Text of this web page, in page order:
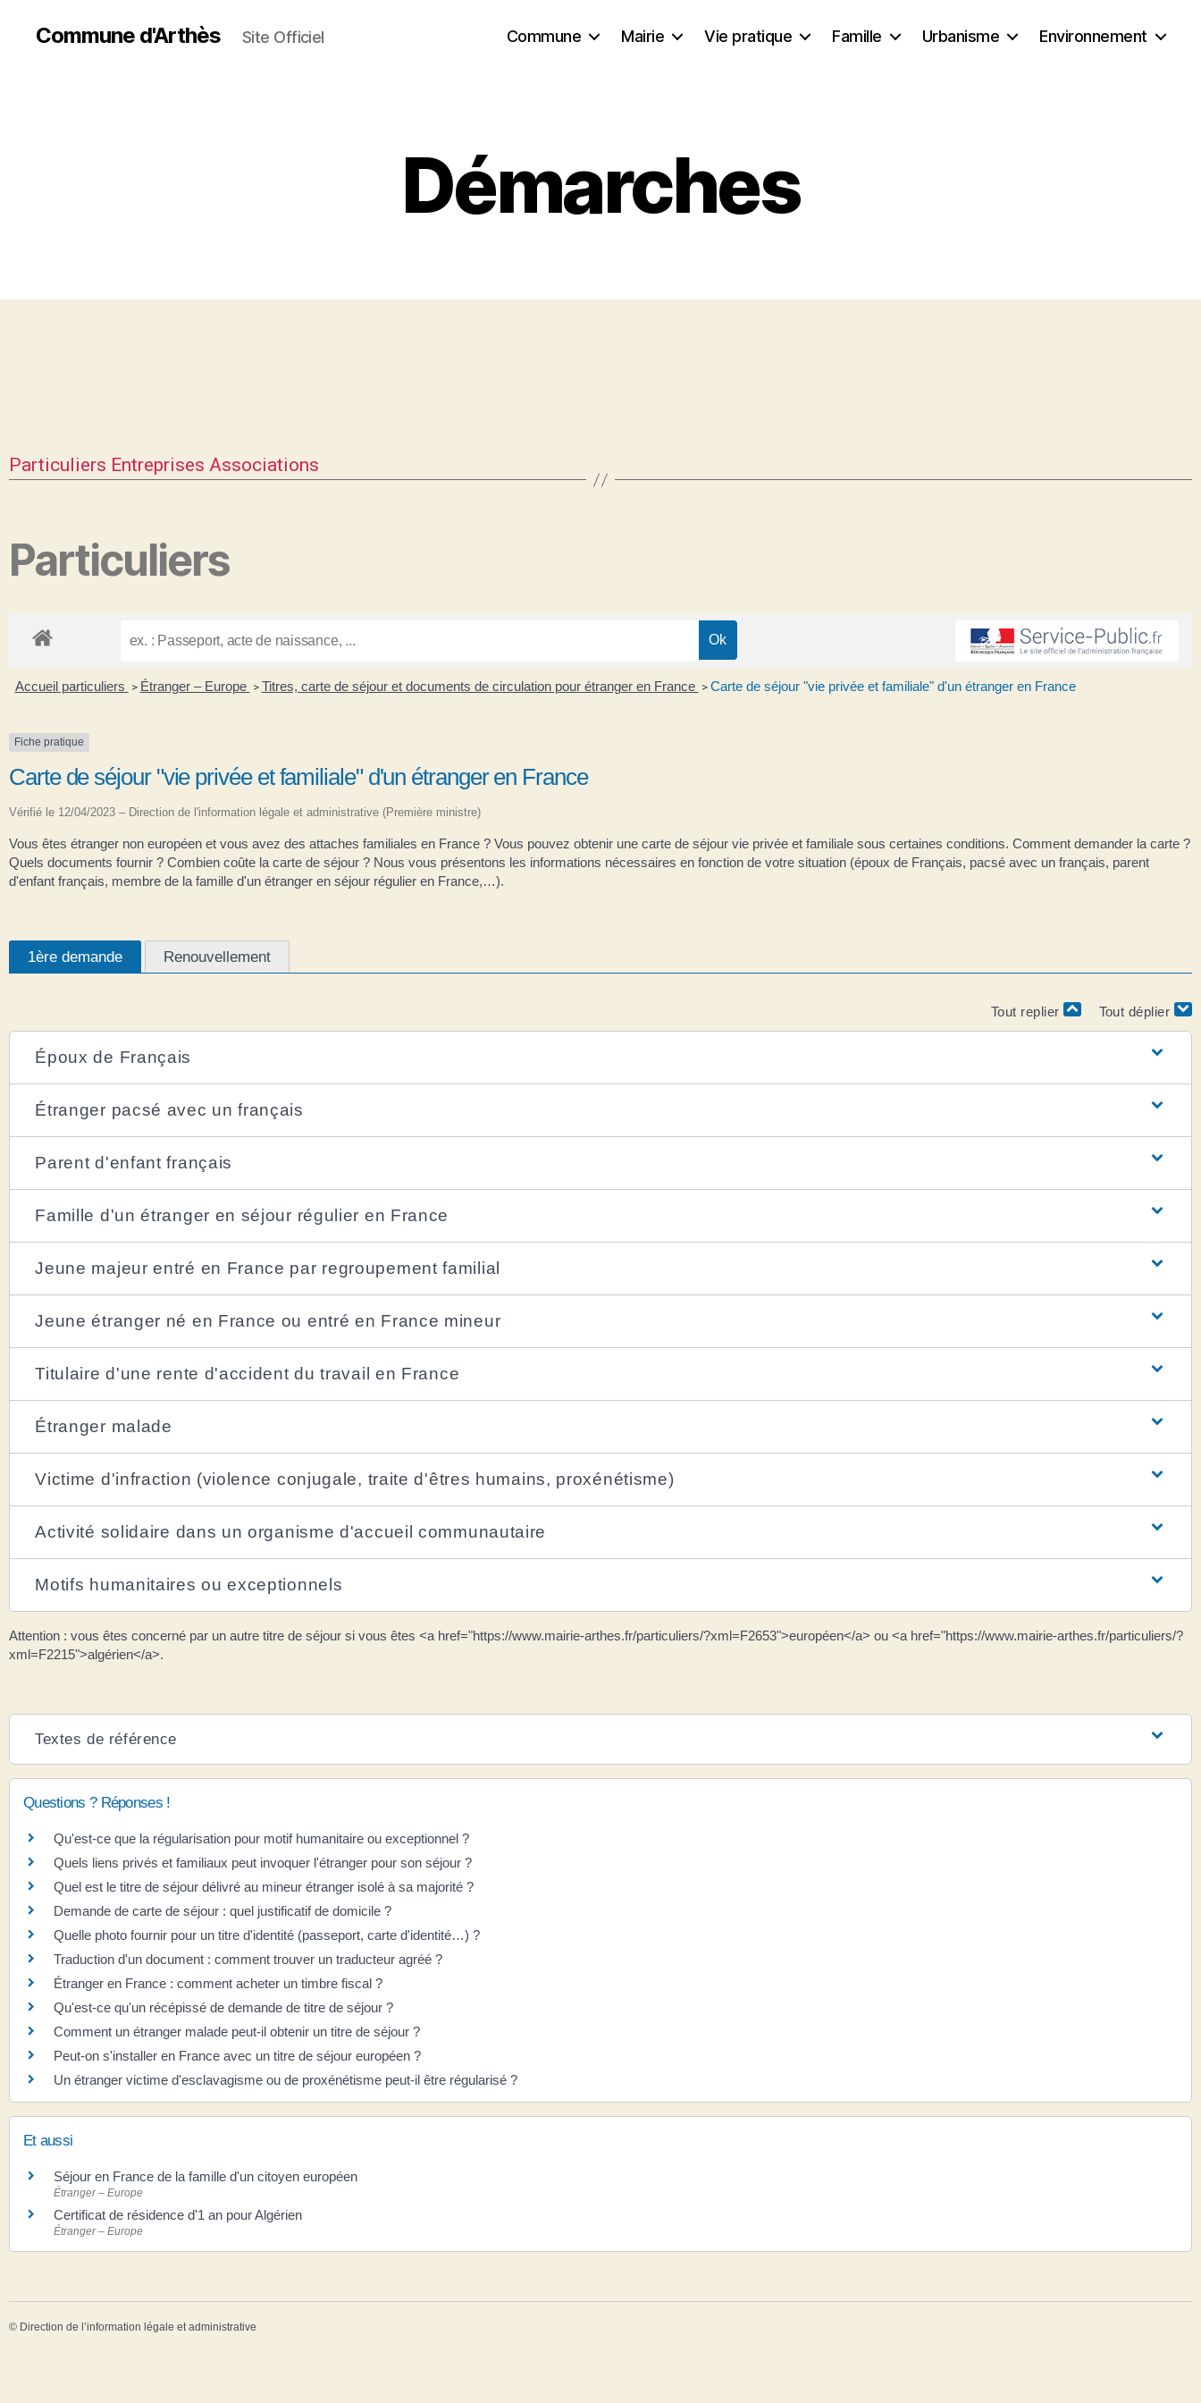
Commune d'Arthès Site Officiel Commune Mairie Vie pratique Famille Urbanisme Environnement
Démarches
Particuliers Entreprises Associations
Particuliers
Accueil particuliers > Étranger – Europe > Titres, carte de séjour et documents de circulation pour étranger en France > Carte de séjour "vie privée et familiale" d'un étranger en France
Fiche pratique
Carte de séjour "vie privée et familiale" d'un étranger en France
Vérifié le 12/04/2023 – Direction de l'information légale et administrative (Première ministre)
Vous êtes étranger non européen et vous avez des attaches familiales en France ? Vous pouvez obtenir une carte de séjour vie privée et familiale sous certaines conditions. Comment demander la carte ?
Quels documents fournir ? Combien coûte la carte de séjour ? Nous vous présentons les informations nécessaires en fonction de votre situation (époux de Français, pacsé avec un français, parent
d'enfant français, membre de la famille d'un étranger en séjour régulier en France,…).
1ère demande Renouvellement
Tout replier Tout déplier
Époux de Français
Étranger pacsé avec un français
Parent d'enfant français
Famille d'un étranger en séjour régulier en France
Jeune majeur entré en France par regroupement familial
Jeune étranger né en France ou entré en France mineur
Titulaire d'une rente d'accident du travail en France
Étranger malade
Victime d'infraction (violence conjugale, traite d'êtres humains, proxénétisme)
Activité solidaire dans un organisme d'accueil communautaire
Motifs humanitaires ou exceptionnels
Attention : vous êtes concerné par un autre titre de séjour si vous êtes <a href="https://www.mairie-arthes.fr/particuliers/?xml=F2653">européen</a> ou <a href="https://www.mairie-arthes.fr/particuliers/?
xml=F2215">algérien</a>.
Textes de référence
Questions ? Réponses !
Qu'est-ce que la régularisation pour motif humanitaire ou exceptionnel ?
Quels liens privés et familiaux peut invoquer l'étranger pour son séjour ?
Quel est le titre de séjour délivré au mineur étranger isolé à sa majorité ?
Demande de carte de séjour : quel justificatif de domicile ?
Quelle photo fournir pour un titre d'identité (passeport, carte d'identité…) ?
Traduction d'un document : comment trouver un traducteur agréé ?
Étranger en France : comment acheter un timbre fiscal ?
Qu'est-ce qu'un récépissé de demande de titre de séjour ?
Comment un étranger malade peut-il obtenir un titre de séjour ?
Peut-on s'installer en France avec un titre de séjour européen ?
Un étranger victime d'esclavagisme ou de proxénétisme peut-il être régularisé ?
Et aussi
Séjour en France de la famille d'un citoyen européen
Étranger – Europe
Certificat de résidence d'1 an pour Algérien
Étranger – Europe
© Direction de l’information légale et administrative